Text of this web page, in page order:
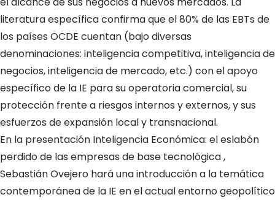
literatura específica confirma que el 80% de las EBTs de
los países OCDE cuentan (bajo diversas
denominaciones: inteligencia competitiva, inteligencia de
negocios, inteligencia de mercado, etc.) con el apoyo
específico de la IE para su operatoria comercial, su
protección frente a riesgos internos y externos, y sus
esfuerzos de expansión local y transnacional.
En la presentación Inteligencia Económica: el eslabón
perdido de las empresas de base tecnológica ,
Sebastián Ovejero hará una introducción a la temática
contemporánea de la IE en el actual entorno geopolítico